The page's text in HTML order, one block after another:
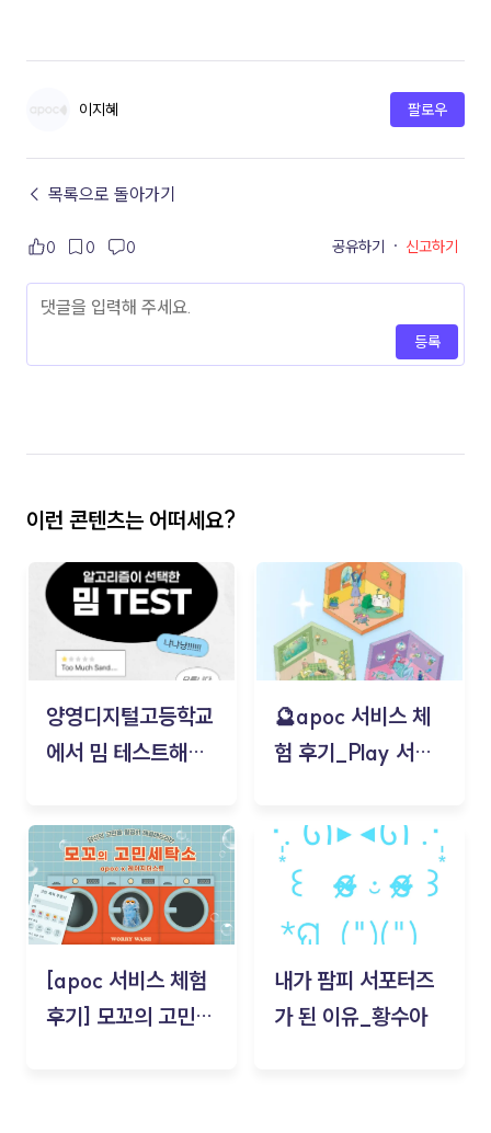
이지혜 팔로우
← 목록으로 돌아가기
0 0 0 공유하기 · 신고하기
등록
이런 콘텐츠는 어떠세요?
양영디지털고등학교
에서 밈 테스트해보
🔮apoc 서비스 체
험 후기_Play 서비
김태현
[apoc 서비스 체험
후기] 모꼬의 고민세
내가 팜피 서포터즈
가 된 이유_황수아